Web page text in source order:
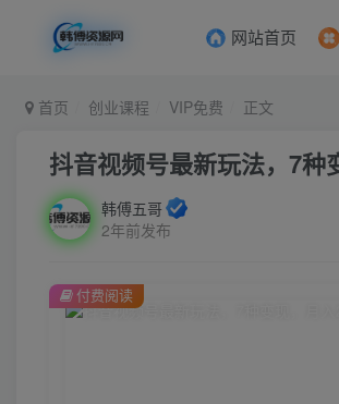
网站首页
首页 创业课程 VIP免费 正文
抖音视频号最新玩法，7种
韩傅五哥
2年前发布
付费阅读